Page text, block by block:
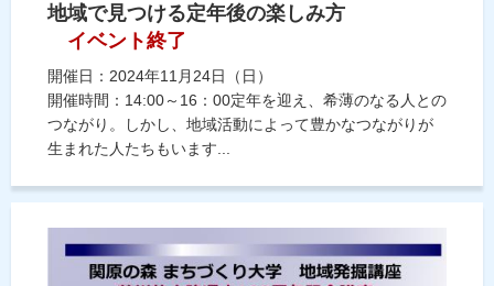
地域で見つける定年後の楽しみ方
イベント終了
開催日：2024年11月24日（日）
開催時間：14:00～16：00定年を迎え、希薄のなる人との
つながり。しかし、地域活動によって豊かなつながりが
生まれた人たちもいます...